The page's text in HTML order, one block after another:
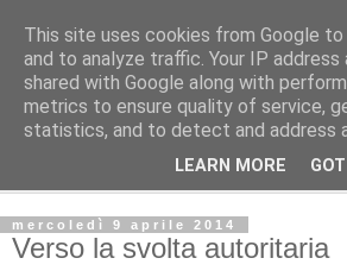
L' Avvenire dei
LETTERE ALLA RED
mercoledì 9 aprile 2014
Verso la svolta autoritaria
This site uses cookies from Google
and to analyze traffic. Your IP address
shared with Google along with
metrics to ensure quality of service,
statistics, and to detect and address
LEARN MORE